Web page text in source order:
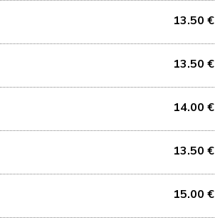
13.50 €
13.50 €
14.00 €
13.50 €
15.00 €